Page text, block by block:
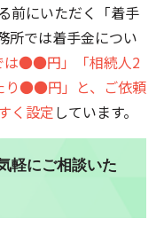
前にいただく「着手
所では着手金につい
は●●円」「相続人2
り●●円」と、ご依頼
く設定しています。
軽にご相談いた